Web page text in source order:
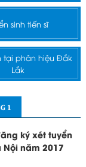
sinh tiến sĩ
tại phân hiệu Đắk
Lắk
1
ký xét tuyển
năm 2017